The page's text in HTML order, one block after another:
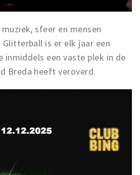
sfeer en mensen
is er elk jaar een
inmiddels een vaste plek in de
Breda heeft veroverd.